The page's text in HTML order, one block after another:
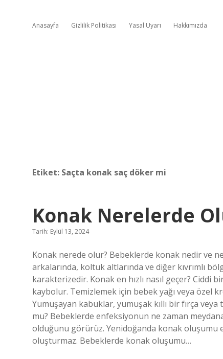
Anasayfa Gizlilik Politikası Yasal Uyarı Hakkımızda
Etiket: Saçta konak saç döker mi
Konak Nerelerde
Tarih: Eylül 13, 2024
Konak nerede olur? Bebeklerde konak nedir ve
arkalarında, koltuk altlarında ve diğer kıvrımlı
karakterizedir. Konak en hızlı nasıl geçer?
kaybolur. Temizlemek için bebek yağı veya özel
Yumuşayan kabuklar, yumuşak kıllı bir fırça
mu? Bebeklerde enfeksiyonun ne zaman
olduğunu görürüz. Yenidoğanda konak
oluşturmaz. Bebeklerde konak oluşumu…